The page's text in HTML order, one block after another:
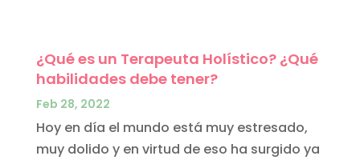
¿Qué es un Terapeuta Holístico? ¿Qué
habilidades debe tener?
Feb 28, 2022
Hoy en día el mundo está muy estresado,
muy dolido y en virtud de eso ha surgido ya